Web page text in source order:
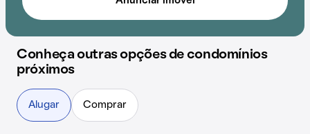
Conheça outras opções de condomínios
próximos
Alugar Comprar